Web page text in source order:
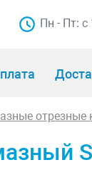
Пн - Пт:
отрезные